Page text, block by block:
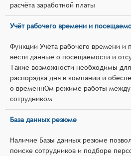
расчёта заработной платы
Учёт рабочего времени и
Функции Учёта рабочего времени и
вести данные о посещаемости и
Такие возможности необходимы
распорядка дня в компании и
о временнОм режиме работы между
сотрудником
База данных резюме
Наличие Базы данных резюме
поиске сотрудников и подборе